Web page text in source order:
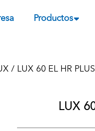
Productos
/ LUX 60 EL HR
LUX